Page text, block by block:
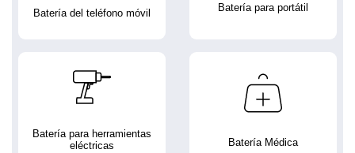
Batería del teléfono móvil Batería para portátil
Batería para herramientas
eléctricas
Batería Médica